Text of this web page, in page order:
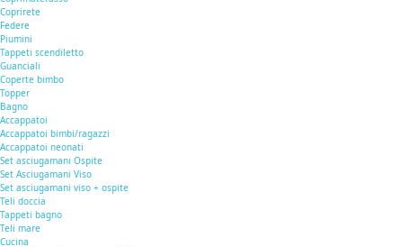
Coprirete
Federe
Piumini
Tappeti scendiletto
Guanciali
Coperte bimbo
Topper
Bagno
Accappatoi
Accappatoi bimbi/ragazzi
Accappatoi neonati
Set asciugamani Ospite
Set Asciugamani Viso
Set asciugamani viso + ospite
Teli doccia
Tappeti bagno
Teli mare
Cucina